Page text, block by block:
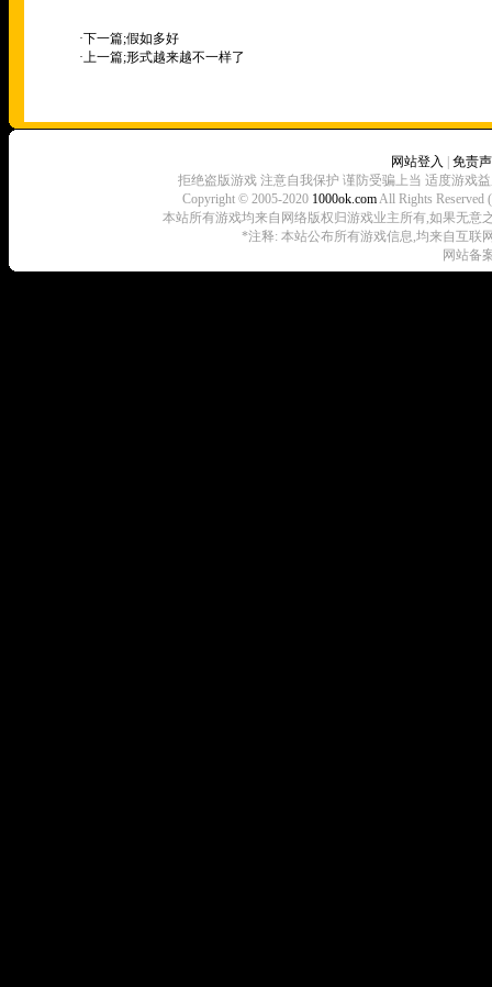
·下一篇;假如多好
·上一篇;形式越来越不一样了
网站登入
免责
拒绝盗版游戏 注意自我保护 谨防受骗上当 适度游戏
Copyright © 2005-2020 1000ok.comAll Rights
本站所有游戏均来自网络版权归游戏业主所有,如果无意
*注释: 本站公布所有游戏信息,均来自互联
网站备